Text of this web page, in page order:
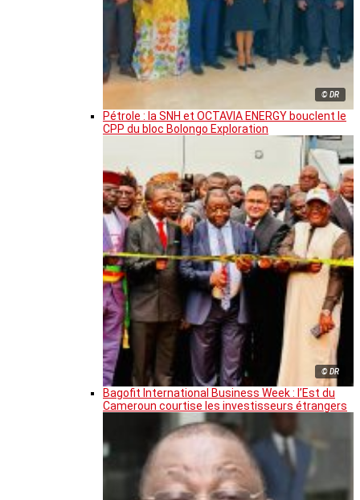
© DR
Pétrole : la SNH et OCTAVIA ENERGY bouclent le
CPP du bloc Bolongo Exploration
© DR
Bagofit International Business Week : l’Est du
Cameroun courtise les investisseurs étrangers